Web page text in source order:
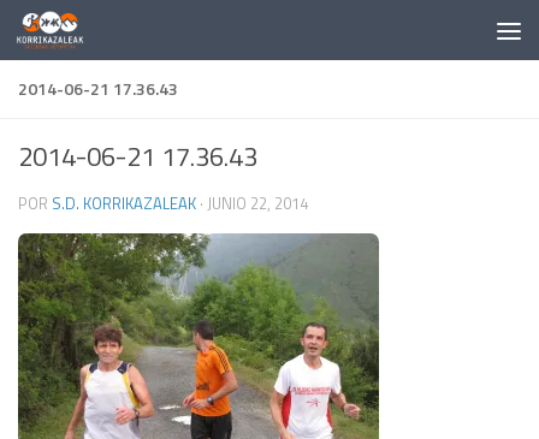
Saltar al contenido
2014-06-21 17.36.43
2014-06-21 17.36.43
POR S.D. KORRIKAZALEAK · JUNIO 22, 2014